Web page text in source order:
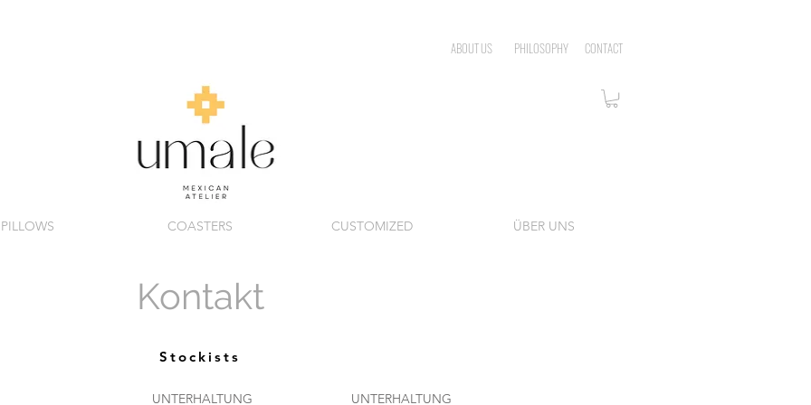
ABOUT US PHILOSOPHY CONTACT
PILLOWS COASTERS CUSTOMIZED ÜBER UNS
Kontakt
Stockists
UNTERHALTUNG UNTERHALTUNG